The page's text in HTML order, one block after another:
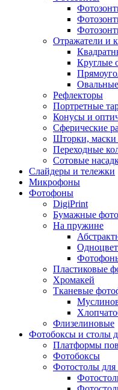
Отражатели и
Круглые
Рефлекторы
Портретные
Конусы и
Сферические
Шторки, маски
Переходные
Сотовые
Слайдеры и тележки
Микрофоны
Фотофоны
DigiPrint
Бумажные
На пружине
Пластиковые
Хромакей
Тканевые
Флизелиновые
Фотобоксы и столы
Платформы
Фотобоксы
Фотостолы для